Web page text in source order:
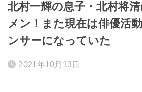
北村一輝の息子・北村将
メン！また現在は俳優活
ンサーになっていた
2021年10月13日